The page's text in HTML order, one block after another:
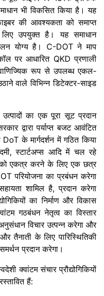
भी विकसित किया है। यह
की आवश्यकता को समाप्त
उपयुक्त है। यह समाधान
योग्य है। C-DOT ने माप
पर आधारित QKD प्रणाली
रूप से उपलब्ध एकल-
वाले विभिन्न डिटेक्टर-साइड
का एक पूरा सूट प्रदान
द्वारा पर्याप्त बजट आवंटित
के मार्गदर्शन में गठित किया
स्टार्टअप्स आदि में चल रहे
को एकत्र करने के लिए एक छत्र
परियोजना का प्रबंधन करेगा
शामिल है, प्रदान करेगा
का निर्माण और विकास
गठबंधन नेतृत्व का विस्तार
विचार उत्पन्न करेगा और
तैनाती के लिए पारिस्थितिकी
प्रदान करेगा।
क्वांटम संचार प्रौद्योगिकियों
हैं: